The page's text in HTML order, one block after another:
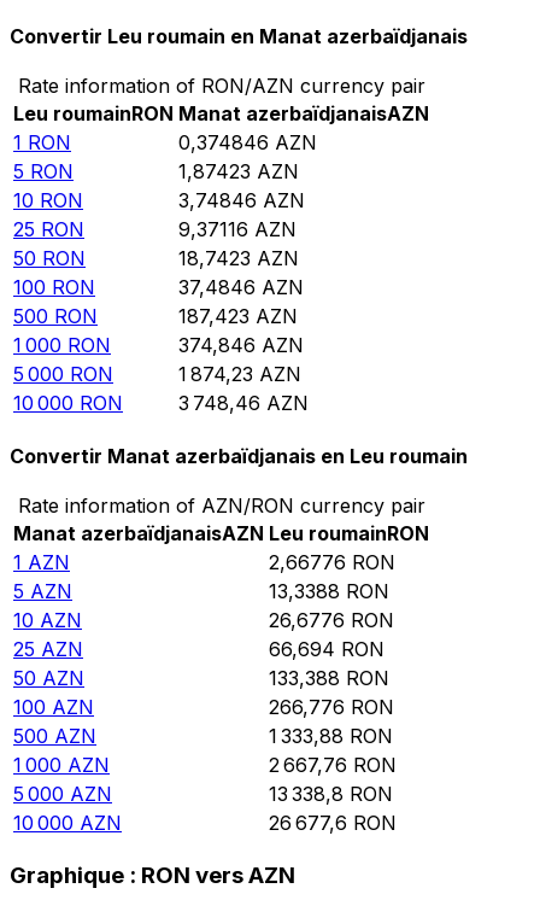
Convertir Leu roumain en Manat azerbaïdjanais
Rate information of RON/AZN currency pair
Leu roumainRON Manat azerbaïdjanaisAZN
1 RON 0,374846 AZN
5 RON 1,87423 AZN
10 RON 3,74846 AZN
25 RON 9,37116 AZN
50 RON 18,7423 AZN
100 RON 37,4846 AZN
500 RON 187,423 AZN
1 000 RON 374,846 AZN
5 000 RON 1 874,23 AZN
10 000 RON 3 748,46 AZN
Convertir Manat azerbaïdjanais en Leu roumain
Rate information of AZN/RON currency pair
Manat azerbaïdjanaisAZN Leu roumainRON
1 AZN 2,66776 RON
5 AZN 13,3388 RON
10 AZN 26,6776 RON
25 AZN 66,694 RON
50 AZN 133,388 RON
100 AZN 266,776 RON
500 AZN 1 333,88 RON
1 000 AZN 2 667,76 RON
5 000 AZN 13 338,8 RON
10 000 AZN 26 677,6 RON
Graphique : RON vers AZN